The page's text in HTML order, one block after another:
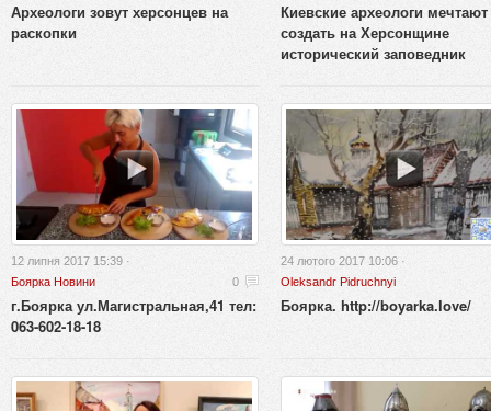
Археологи зовут херсонцев на
раскопки
Киевские археологи мечтают
создать на Херсонщине
исторический заповедник
12 липня 2017 15:39 ·
Боярка Новини
0
г.Боярка ул.Магистральная,41 тел:
063-602-18-18
24 лютого 2017 10:06 ·
Oleksandr Pidruchnyi
Боярка. http://boyarka.love/